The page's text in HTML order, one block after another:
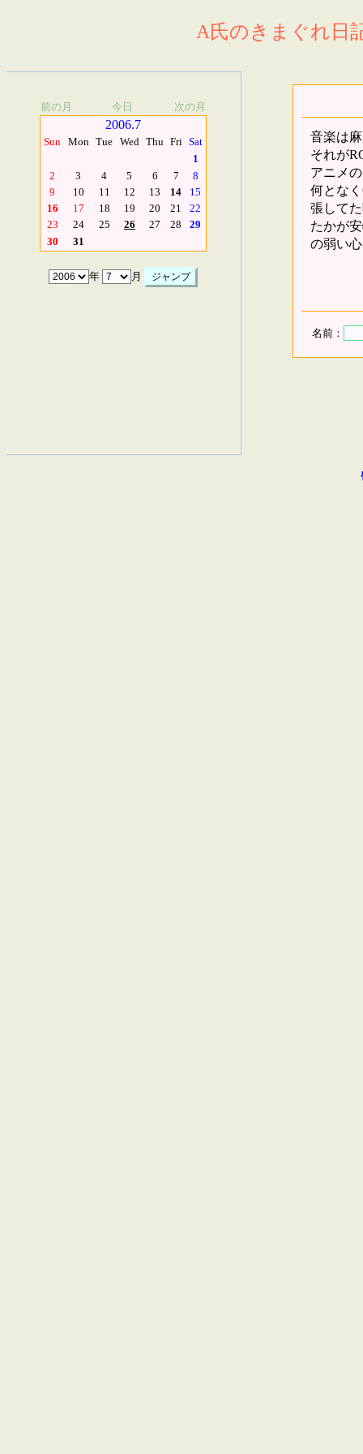
A氏のきまぐれ日
前の月 今日 次の月
2006.7
Sun Mon Tue Wed Thu Fri Sat
1
2
3 4 5 6 7
8
9
10 11 12 13 14
15
16
17 18 19 20 21
22
23
24 25 26 27 28
29
30
31
年 月
音楽は
それが
アニメ
何とな
張して
たかが
の弱い
名前：